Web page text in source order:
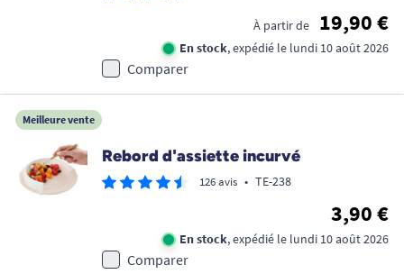
À partir de 19,90 €
En stock, expédié le lundi 10 août 2026
Comparer
Meilleure vente
Rebord d'assiette incurvé
126 avis • TE-238
3,90 €
En stock, expédié le lundi 10 août 2026
Comparer